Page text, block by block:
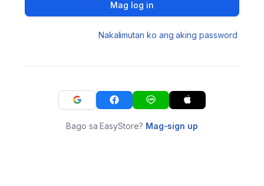
Mag log in
Nakalimutan ko ang aking password
Bago sa EasyStore? Mag-sign up